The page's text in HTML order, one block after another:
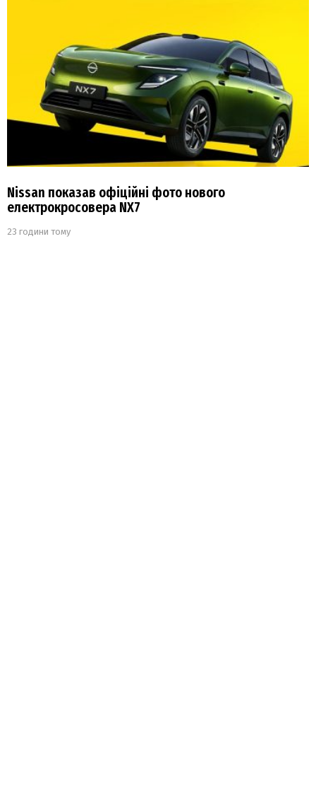
Nissan показав офіційні фото нового
електрокросовера NX7
23 години тому